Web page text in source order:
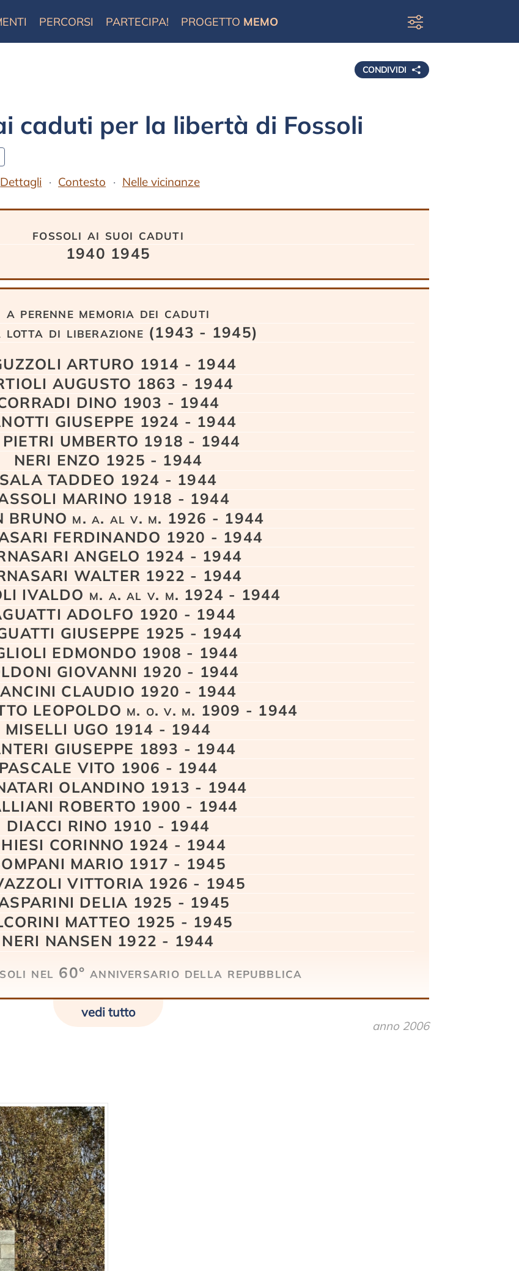
PERCORSI PARTECIPA! PROGETTO MEMO
CONDIVIDI
caduti per la libertà di Fossoli
Dettagli Contesto Nelle vicinanze
fossoli ai suoi caduti
1940 1945
a perenne memoria dei caduti
lotta di liberazione (1943 - 1945)
ARTURO 1914 - 1944
AUGUSTO 1863 - 1944
DINO 1903 - 1944
GIUSEPPE 1924 - 1944
PIETRI UMBERTO 1918 - 1944
NERI ENZO 1925 - 1944
SALA TADDEO 1924 - 1944
MARINO 1918 - 1944
BRUNO m. a. al v. m. 1926 - 1944
FERDINANDO 1920 - 1944
ANGELO 1924 - 1944
WALTER 1922 - 1944
IVALDO m. a. al v. m. 1924 - 1944
ADOLFO 1920 - 1944
GIUSEPPE 1925 - 1944
EDMONDO 1908 - 1944
GIOVANNI 1920 - 1944
CLAUDIO 1920 - 1944
LEOPOLDO m. o. v. m. 1909 - 1944
MISELLI UGO 1914 - 1944
GIUSEPPE 1893 - 1944
PASCALE VITO 1906 - 1944
OLANDINO 1913 - 1944
ROBERTO 1900 - 1944
DIACCI RINO 1910 - 1944
CORINNO 1924 - 1944
MARIO 1917 - 1945
VITTORIA 1926 - 1945
DELIA 1925 - 1945
MATTEO 1925 - 1945
NERI NANSEN 1922 - 1944
nel 60° anniversario della repubblica
vedi tutto
anno 2006